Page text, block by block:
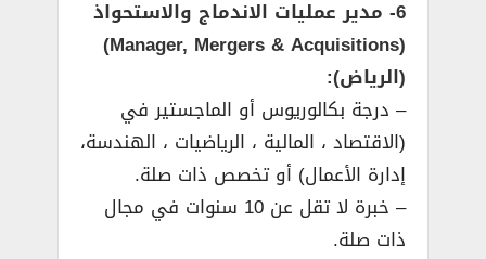
6- مدير عمليات الاندماج والاستحواذ
(Manager, Mergers & Acquisitions)
(الرياض):
– درجة بكالوريوس أو الماجستير في
(الاقتصاد ، المالية ، الرياضيات ، الهندسة،
إدارة الأعمال) أو تخصص ذات صلة.
– خبرة لا تقل عن 10 سنوات في مجال
ذات صلة.